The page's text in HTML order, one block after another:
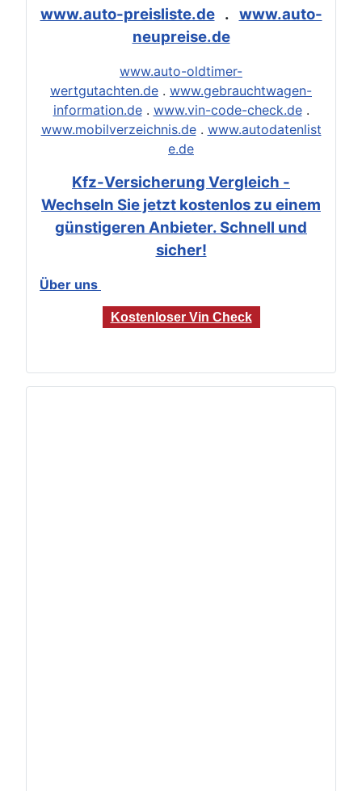
www.auto-preisliste.de. www.auto-
neupreise.de
www.auto-oldtimer-
wertgutachten.de . www.gebrauchtwagen-
information.de. www.vin-code-check.de.
www.mobilverzeichnis.de. www.autodatenlist
e.de
Kfz-Versicherung Vergleich -
Wechseln Sie jetzt kostenlos zu einem
günstigeren Anbieter. Schnell und
sicher!
Über uns
Kostenloser Vin Check